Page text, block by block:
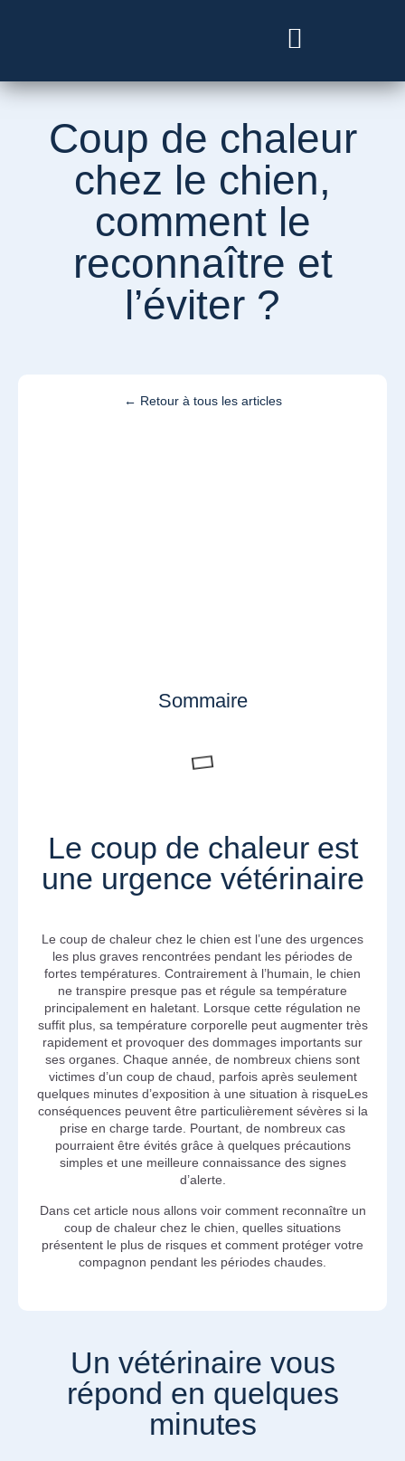
Coup de chaleur
chez le chien,
comment le
reconnaître et
l’éviter ?
← Retour à tous les articles
Sommaire
Le coup de chaleur est
une urgence vétérinaire
Le coup de chaleur chez le chien est l’une des urgences
les plus graves rencontrées pendant les périodes de
fortes températures. Contrairement à l’humain, le chien
ne transpire presque pas et régule sa température
principalement en haletant. Lorsque cette régulation ne
suffit plus, sa température corporelle peut augmenter très
rapidement et provoquer des dommages importants sur
ses organes. Chaque année, de nombreux chiens sont
victimes d’un coup de chaud, parfois après seulement
quelques minutes d’exposition à une situation à risqueLes
conséquences peuvent être particulièrement sévères si la
prise en charge tarde. Pourtant, de nombreux cas
pourraient être évités grâce à quelques précautions
simples et une meilleure connaissance des signes
d’alerte.
Dans cet article nous allons voir comment reconnaître un
coup de chaleur chez le chien, quelles situations
présentent le plus de risques et comment protéger votre
compagnon pendant les périodes chaudes.
Un vétérinaire vous
répond en quelques
minutes